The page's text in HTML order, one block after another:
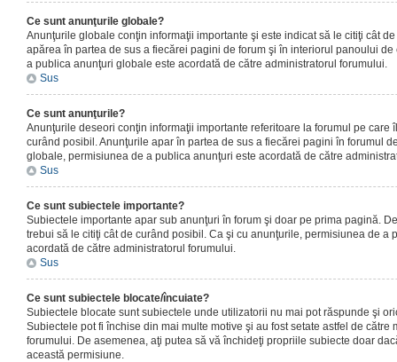
Ce sunt anunţurile globale?
Anunţurile globale conţin informaţii importante şi este indicat să le citiţi cât
apărea în partea de sus a fiecărei pagini de forum şi în interiorul panoului
a publica anunţuri globale este acordată de către administratorul forumului.
Sus
Ce sunt anunţurile?
Anunţurile deseori conţin informaţii importante referitoare la forumul pe care
curând posibil. Anunţurile apar în partea de sus a fiecărei pagini în forumul
globale, permisiunea de a publica anunţuri este acordată de către
Sus
Ce sunt subiectele importante?
Subiectele importante apar sub anunţuri în forum şi doar pe prima pagină.
trebui să le citiţi cât de curând posibil. Ca şi cu anunţurile, permisiunea de a
acordată de către administratorul forumului.
Sus
Ce sunt subiectele blocate/încuiate?
Subiectele blocate sunt subiectele unde utilizatorii nu mai pot răspunde şi
Subiectele pot fi închise din mai multe motive şi au fost setate astfel de către
forumului. De asemenea, aţi putea să vă închideţi propriile subiecte doar
această permisiune.